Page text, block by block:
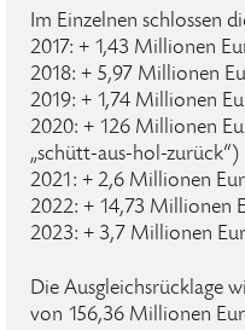
Im Einzelnen schlossen
2017: + 1,43 Millionen
2018: + 5,97 Millionen
2019: + 1,74 Millionen
2020: + 126 Millionen
„schütt-aus-hol-zurück“)
2021: + 2,6 Millionen
2022: + 14,73 Millionen
2023: + 3,7 Millionen
Die Ausgleichsrücklage
von 156,36 Millionen